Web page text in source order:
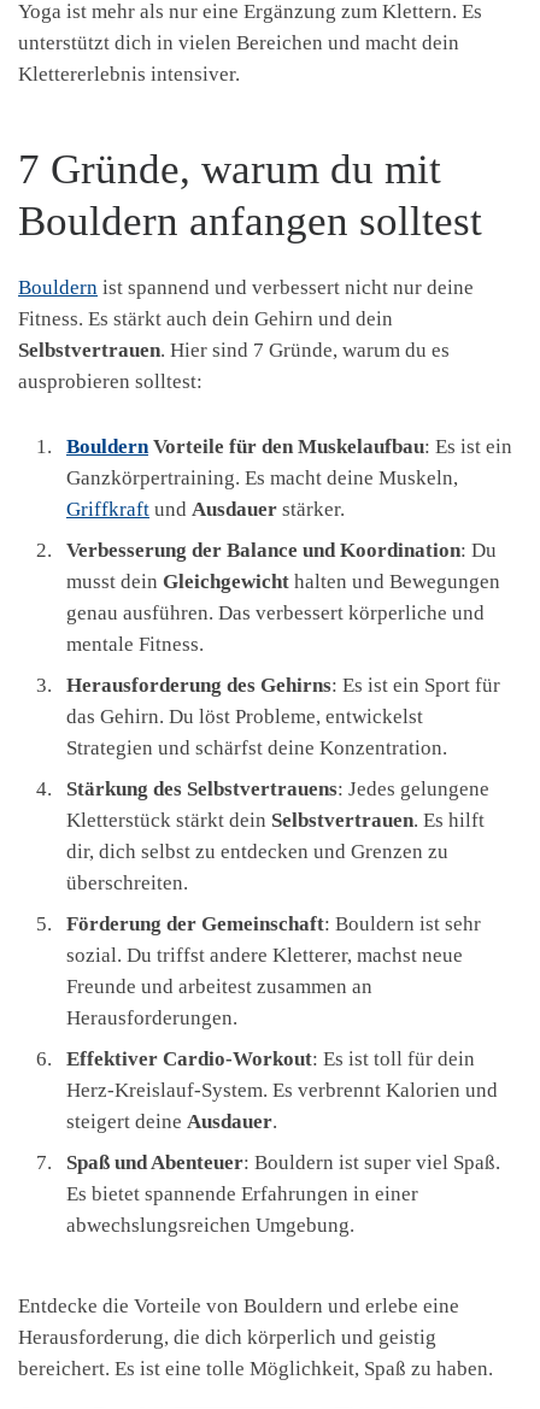
Yoga ist mehr als nur eine Ergänzung zum Klettern. Es
unterstützt dich in vielen Bereichen und macht dein
Klettererlebnis intensiver.
7 Gründe, warum du mit
Bouldern anfangen solltest
Bouldern ist spannend und verbessert nicht nur deine
Fitness. Es stärkt auch dein Gehirn und dein
Selbstvertrauen. Hier sind 7 Gründe, warum du es
ausprobieren solltest:
BouldernVorteile für den Muskelaufbau: Es ist ein
Ganzkörpertraining. Es macht deine Muskeln,
Griffkraft und Ausdauer stärker.
Verbesserung der Balance und Koordination: Du
musst dein Gleichgewicht halten und Bewegungen
genau ausführen. Das verbessert körperliche und
mentale Fitness.
Herausforderung des Gehirns: Es ist ein Sport für
das Gehirn. Du löst Probleme, entwickelst
Strategien und schärfst deine Konzentration.
Stärkung des Selbstvertrauens: Jedes gelungene
Kletterstück stärkt dein Selbstvertrauen. Es hilft
dir, dich selbst zu entdecken und Grenzen zu
überschreiten.
Förderung der Gemeinschaft: Bouldern ist sehr
sozial. Du triffst andere Kletterer, machst neue
Freunde und arbeitest zusammen an
Herausforderungen.
Effektiver Cardio-Workout: Es ist toll für dein
Herz-Kreislauf-System. Es verbrennt Kalorien und
steigert deine Ausdauer.
Spaß und Abenteuer: Bouldern ist super viel Spaß.
Es bietet spannende Erfahrungen in einer
abwechslungsreichen Umgebung.
Entdecke die Vorteile von Bouldern und erlebe eine
Herausforderung, die dich körperlich und geistig
bereichert. Es ist eine tolle Möglichkeit, Spaß zu haben.